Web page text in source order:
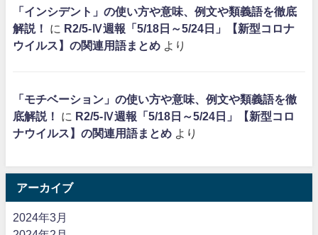
「インシデント」の使い方や意味、例文や類義語を徹底
解説！
に R2/5-Ⅳ週報「5/18日～5/24日」【新型コロナ
ウイルス】の関連用語まとめ より
「モチベーション」の使い方や意味、例文や類義語を徹
底解説！
に R2/5-Ⅳ週報「5/18日～5/24日」【新型コロ
ナウイルス】の関連用語まとめ より
アーカイブ
2024年3月